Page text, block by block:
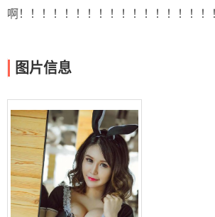
啊！！！！！！！！！！！！！！！！
图片信息